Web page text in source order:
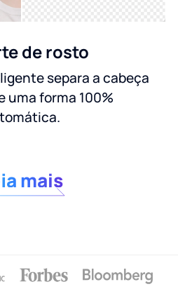
de rosto
separa a cabeça
uma forma 100%
mais